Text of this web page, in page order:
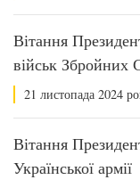
Вітання
військ Збройних
21 листопада 2024
Вітання
Української армії